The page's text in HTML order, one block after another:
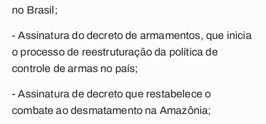
no Brasil;
- Assinatura do decreto de armamentos, que inicia
o processo de reestruturação da política de
controle de armas no país;
- Assinatura de decreto que restabelece o
combate ao desmatamento na Amazônia;